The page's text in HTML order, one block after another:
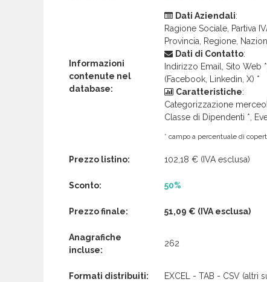
Informazioni
contenute nel
database:
Dati Aziendali:
Ragione Sociale, Partiva
Provincia, Regione,
Dati di Contatto:
Indirizzo Email, Sito Web
(Facebook, Linkedin, X) *
Caratteristiche:
Categorizzazione
Classe di Dipendenti *,
* campo a percentuale di
Prezzo listino: 102,18 € (IVA esclusa)
Sconto: 50%
Prezzo finale: 51,09 € (IVA esclusa)
Anagrafiche
incluse:
262
Formati distribuiti: EXCEL - TAB - CSV (altri